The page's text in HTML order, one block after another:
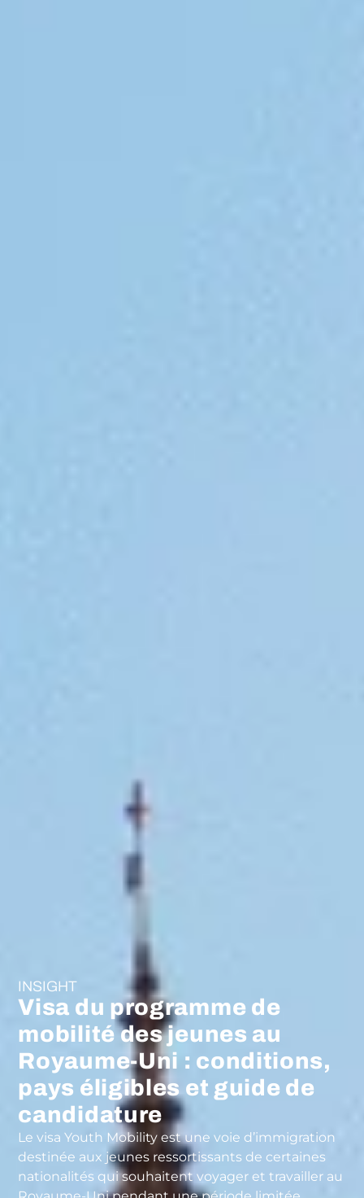
INSIGHT
Visa du programme de
mobilité des jeunes au
Royaume-Uni : conditions,
pays éligibles et guide de
candidature
Le visa Youth Mobility est une voie d’immigration
destinée aux jeunes ressortissants de certaines
nationalités qui souhaitent voyager et travailler au